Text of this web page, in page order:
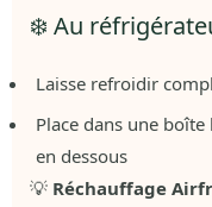
❄️ Au
Laisse refroidir
Place dans une
en dessous
💡 Réchauffage